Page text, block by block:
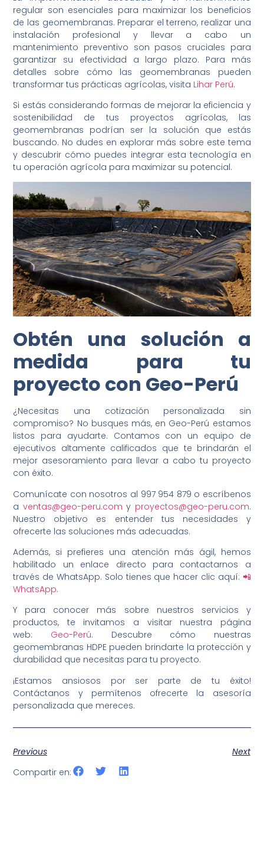
regular son esenciales para maximizar los beneficios
de las geomembranas. Preparar el terreno, realizar una
instalación profesional y llevar a cabo un
mantenimiento preventivo son pasos cruciales para
garantizar su efectividad a largo plazo. Para más
detalles sobre cómo las geomembranas pueden
transformar tus prácticas agrícolas, visita Lihar Perú.
Si estás considerando formas de mejorar la eficiencia y
sostenibilidad de tus proyectos agrícolas, las
geomembranas podrían ser la solución que estás
buscando. No dudes en explorar más sobre este tema
y descubrir cómo puedes integrar esta tecnología en
tu operación agrícola para maximizar su potencial.
Obtén una solución a
medida para tu
proyecto con Geo-Perú
¿Necesitas una cotización personalizada sin
compromiso? No busques más, en Geo-Perú estamos
listos para ayudarte. Contamos con un equipo de
ejecutivos altamente calificados que te brindarán el
mejor asesoramiento para llevar a cabo tu proyecto
con éxito.
Comunícate con nosotros al 997 954 879 o escríbenos
a ventas@geo-peru.com y proyectos@geo-peru.com.
Nuestro objetivo es entender tus necesidades y
ofrecerte las soluciones más adecuadas.
Además, si prefieres una atención más ágil, hemos
habilitado un enlace directo para contactarnos a
través de WhatsApp. Solo tienes que hacer clic aquí: 📲
WhatsApp.
Y para conocer más sobre nuestros servicios y
productos, te invitamos a visitar nuestra página
web: Geo-Perú. Descubre cómo nuestras
geomembranas HDPE pueden brindarte la protección y
durabilidad que necesitas para tu proyecto.
¡Estamos ansiosos por ser parte de tu éxito!
Contáctanos y permítenos ofrecerte la asesoría
personalizada que mereces.
Previous
Next
Compartir en: